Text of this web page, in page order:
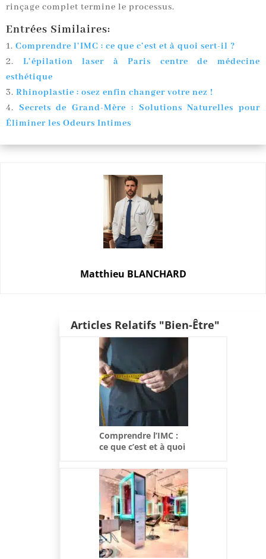
Articles Relatifs "Bien-Être"
Comprendre l’IMC :
ce que c’est et à quoi
rinçage complet termine le processus.
Entrées Similaires:
Comprendre l’IMC : ce que c’est et à quoi sert-il ?
L’épilation laser à Paris centre de médecine
esthétique
Rhinoplastie : osez enfin changer votre nez !
Secrets de Grand-Mère : Solutions Naturelles pour
Éliminer les Odeurs Intimes
Matthieu BLANCHARD